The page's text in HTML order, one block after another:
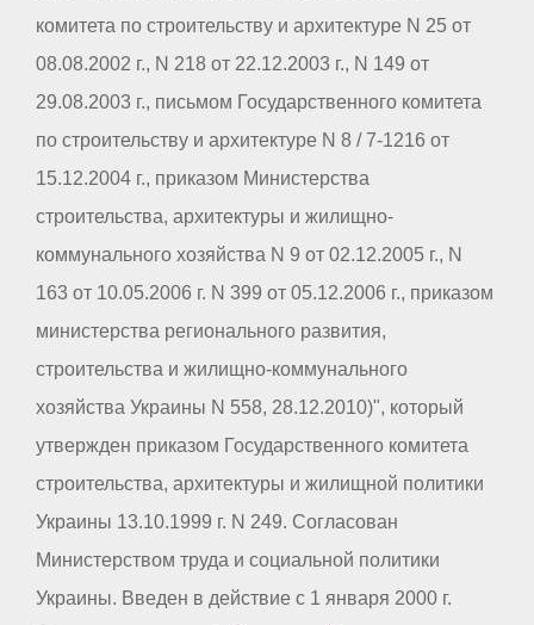
комитета по строительству и архитектуре N 25 от
08.08.2002 г., N 218 от 22.12.2003 г., N 149 от
29.08.2003 г., письмом Государственного комитета
по строительству и архитектуре N 8 / 7-1216 от
15.12.2004 г., приказом Министерства
строительства, архитектуры и жилищно-
коммунального хозяйства N 9 от 02.12.2005 г., N
163 от 10.05.2006 г. N 399 от 05.12.2006 г., приказом
министерства регионального развития,
строительства и жилищно-коммунального
хозяйства Украины N 558, 28.12.2010)", который
утвержден приказом Государственного комитета
строительства, архитектуры и жилищной политики
Украины 13.10.1999 г. N 249. Согласован
Министерством труда и социальной политики
Украины. Введен в действие с 1 января 2000 г.